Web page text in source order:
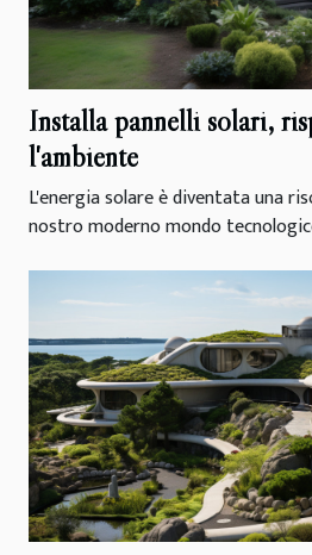
Installa pannelli solari,
l'ambiente
L'energia solare è diventata una
nostro moderno mondo